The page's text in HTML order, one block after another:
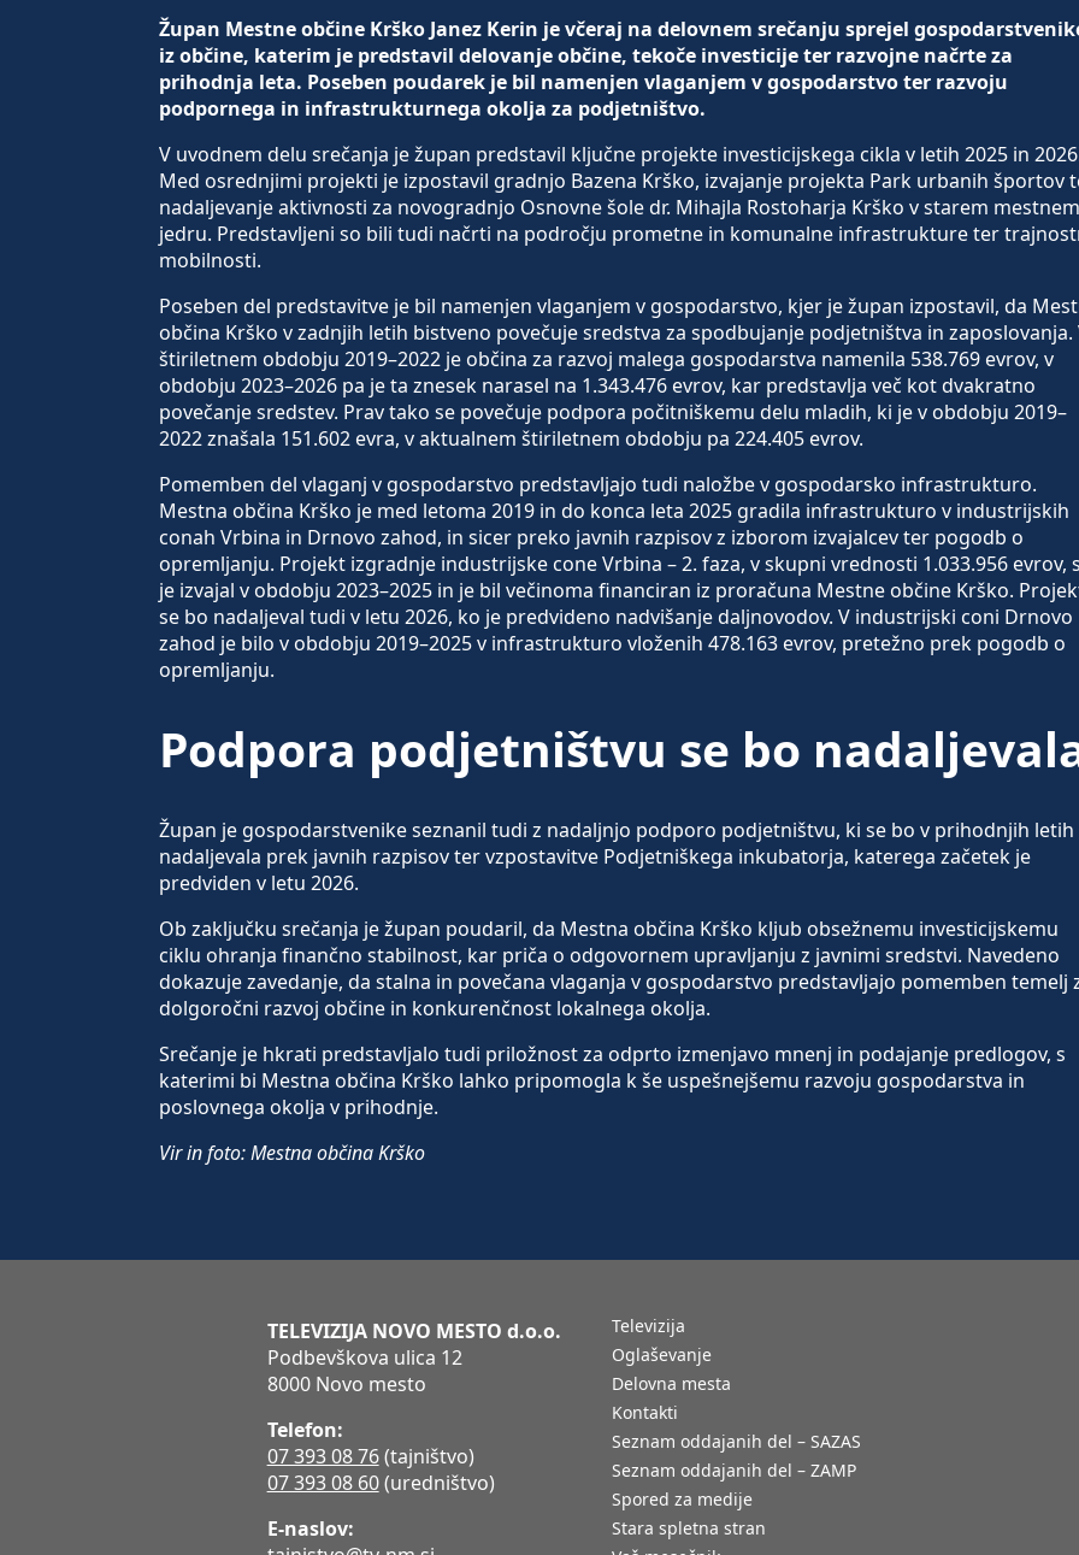
Župan Mestne občine Krško Janez Kerin je včeraj na delovnem srečanju sprejel
iz občine, katerim je predstavil delovanje občine, tekoče investicije ter razvojne načrte za
prihodnja leta. Poseben poudarek je bil namenjen vlaganjem v gospodarstvo ter razvoju
podpornega in infrastrukturnega okolja za podjetništvo.
V uvodnem delu srečanja je župan predstavil ključne projekte investicijskega cikla v letih 2025 in
Med osrednjimi projekti je izpostavil gradnjo Bazena Krško, izvajanje projekta Park urbanih športov
nadaljevanje aktivnosti za novogradnjo Osnovne šole dr. Mihajla Rostoharja Krško v starem mestnem
jedru. Predstavljeni so bili tudi načrti na področju prometne in komunalne infrastrukture ter
mobilnosti.
Poseben del predstavitve je bil namenjen vlaganjem v gospodarstvo, kjer je župan izpostavil, da
občina Krško v zadnjih letih bistveno povečuje sredstva za spodbujanje podjetništva in zaposlovanja.
štiriletnem obdobju 2019–2022 je občina za razvoj malega gospodarstva namenila 538.769 evrov, v
obdobju 2023–2026 pa je ta znesek narasel na 1.343.476 evrov, kar predstavlja več kot dvakratno
povečanje sredstev. Prav tako se povečuje podpora počitniškemu delu mladih, ki je v obdobju 2019–
2022 znašala 151.602 evra, v aktualnem štiriletnem obdobju pa 224.405 evrov.
Pomemben del vlaganj v gospodarstvo predstavljajo tudi naložbe v gospodarsko infrastrukturo.
Mestna občina Krško je med letoma 2019 in do konca leta 2025 gradila infrastrukturo v industrijskih
conah Vrbina in Drnovo zahod, in sicer preko javnih razpisov z izborom izvajalcev ter pogodb o
opremljanju. Projekt izgradnje industrijske cone Vrbina – 2. faza, v skupni vrednosti 1.033.956 evrov,
je izvajal v obdobju 2023–2025 in je bil večinoma financiran iz proračuna Mestne občine Krško.
se bo nadaljeval tudi v letu 2026, ko je predvideno nadvišanje daljnovodov. V industrijski coni Drnovo
zahod je bilo v obdobju 2019–2025 v infrastrukturo vloženih 478.163 evrov, pretežno prek pogodb o
opremljanju.
Podpora podjetništvu se bo
Župan je gospodarstvenike seznanil tudi z nadaljnjo podporo podjetništvu, ki se bo v prihodnjih letih
nadaljevala prek javnih razpisov ter vzpostavitve Podjetniškega inkubatorja, katerega začetek je
predviden v letu 2026.
Ob zaključku srečanja je župan poudaril, da Mestna občina Krško kljub obsežnemu investicijskemu
ciklu ohranja finančno stabilnost, kar priča o odgovornem upravljanju z javnimi sredstvi. Navedeno
dokazuje zavedanje, da stalna in povečana vlaganja v gospodarstvo predstavljajo pomemben temelj
dolgoročni razvoj občine in konkurenčnost lokalnega okolja.
Srečanje je hkrati predstavljalo tudi priložnost za odprto izmenjavo mnenj in podajanje predlogov, s
katerimi bi Mestna občina Krško lahko pripomogla k še uspešnejšemu razvoju gospodarstva in
poslovnega okolja v prihodnje.
Vir in foto: Mestna občina Krško
TELEVIZIJA NOVO MESTO d.o.o.
Podbevškova ulica 12
8000 Novo mesto
Telefon:
07 393 08 76(tajništvo)
07 393 08 60(uredništvo)
E-naslov:
Televizija
Oglaševanje
Delovna mesta
Kontakti
Seznam oddajanih del – SAZAS
Seznam oddajanih del – ZAMP
Spored za medije
Stara spletna stran